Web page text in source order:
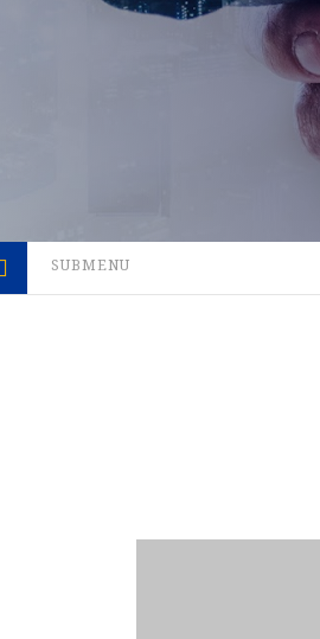
SUBMENU